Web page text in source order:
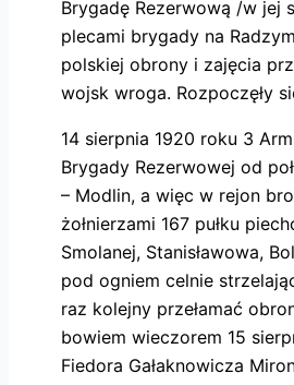
Brygadę Rezerwową /w jej
plecami brygady na
polskiej obrony i zajęcia
wojsk wroga. Rozpoczęły
14 sierpnia 1920 roku 3
Brygady Rezerwowej od
– Modlin, a więc w rejon
żołnierzami 167 pułku
Smolanej, Stanisławowa,
pod ogniem celnie
raz kolejny przełamać
bowiem wieczorem 15
Fiedora Gałaknowicza